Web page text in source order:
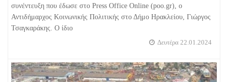
συνέντευξη που έδωσε στο Press Office Online (poo.gr), o
Αντιδήμαρχος Κοινωνικής Πολιτικής στο Δήμο Ηρακλείου, Γιώργος
Τσαγκαράκης. Ο ίδιο
Δευτέρα 22.01.2024